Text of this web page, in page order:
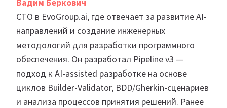
CTO в EvoGroup.ai, где отвечает за развитие AI-
направлений и создание инженерных
методологий для разработки программного
обеспечения. Он разработал Pipeline v3 —
подход к AI-assisted разработке на основе
циклов Builder-Validator, BDD/Gherkin-сценариев
и анализа процессов принятия решений. Ранее